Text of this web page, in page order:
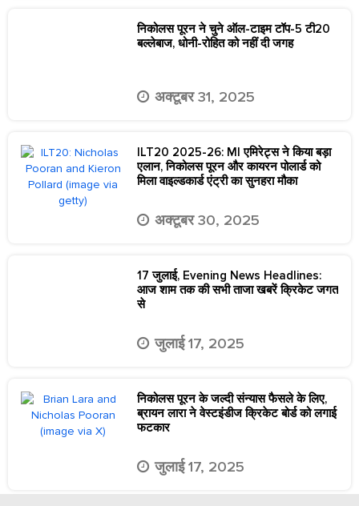
निकोलस पूरन ने चुने ऑल-टाइम टॉप-5 टी20
बल्लेबाज, धोनी-रोहित को नहीं दी जगह
अक्टूबर 31, 2025
ILT20 2025-26: MI एमिरेट्स ने किया बड़ा
एलान, निकोलस पूरन और कायरन पोलार्ड को
मिला वाइल्डकार्ड एंट्री का सुनहरा मौका
अक्टूबर 30, 2025
17 जुलाई, Evening News Headlines:
आज शाम तक की सभी ताजा खबरें क्रिकेट जगत
से
जुलाई 17, 2025
निकोलस पूरन के जल्दी संन्यास फैसले के लिए,
ब्रायन लारा ने वेस्टइंडीज क्रिकेट बोर्ड को लगाई
फटकार
जुलाई 17, 2025